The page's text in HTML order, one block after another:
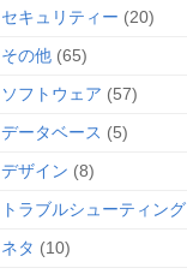
セキュリティー (20)
その他 (65)
ソフトウェア (57)
データベース (5)
デザイン (8)
トラブルシューティング
ネタ (10)